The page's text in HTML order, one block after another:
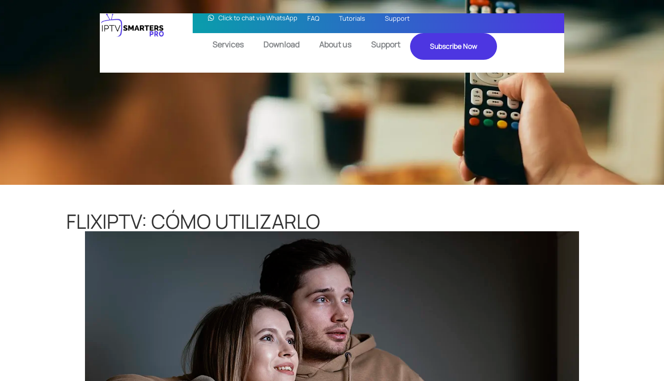
Click to chat via WhatsApp FAQ Tutorials Support
Services Download About us Support Subscribe Now
FLIXIPTV: CÓMO UTILIZARLO